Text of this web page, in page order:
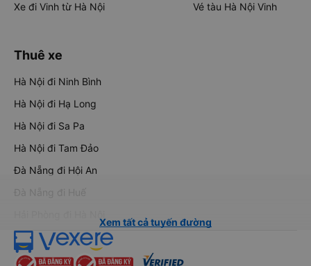
Xe đi Vinh từ Hà Nội
Vé tàu Hà Nội Vinh
Thuê xe
Hà Nội đi Ninh Bình
Hà Nội đi Hạ Long
Hà Nội đi Sa Pa
Hà Nội đi Tam Đảo
Đà Nẵng đi Hội An
Đà Nẵng đi Huế
Xem tất cả tuyến đường